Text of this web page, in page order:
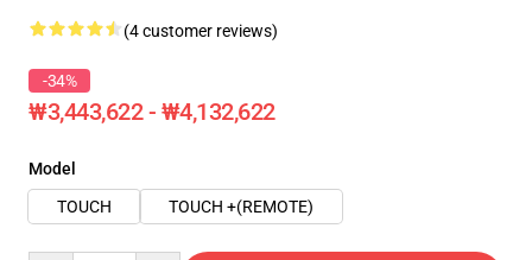
(4 customer reviews)
-34%
₩3,443,622 - ₩4,132,622
Model
TOUCH
TOUCH +(REMOTE)